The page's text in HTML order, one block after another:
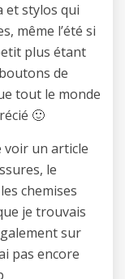
et stylos qui
même l’été si
plus étant
de
tout le monde
🙂
voir un article
le
chemises
je trouvais
sur
pas encore